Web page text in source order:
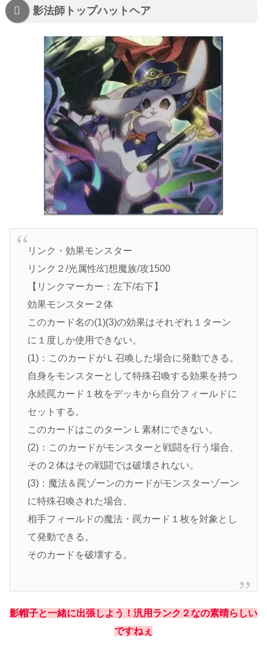
影法師トップハットヘア
リンク・効果モンスター
リンク２/光属性/幻想魔族/攻1500
【リンクマーカー：左下/右下】
効果モンスター２体
このカード名の(1)(3)の効果はそれぞれ１ターン
に１度しか使用できない。
(1)：このカードがＬ召喚した場合に発動できる。
自身をモンスターとして特殊召喚する効果を持つ
永続罠カード１枚をデッキから自分フィールドに
セットする。
このカードはこのターンＬ素材にできない。
(2)：このカードがモンスターと戦闘を行う場合、
その２体はその戦闘では破壊されない。
(3)：魔法＆罠ゾーンのカードがモンスターゾーン
に特殊召喚された場合、
相手フィールドの魔法・罠カード１枚を対象とし
て発動できる。
そのカードを破壊する。
影帽子と一緒に出張しよう！汎用ランク２なの素晴らしい
ですねぇ